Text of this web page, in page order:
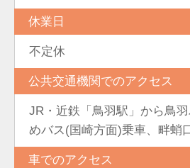
休業日
不定休
公共交通機関でのアクセス
JR・近鉄「鳥羽駅」から鳥
めバス(国崎方面)乗車、畔蛸
車でのアクセス